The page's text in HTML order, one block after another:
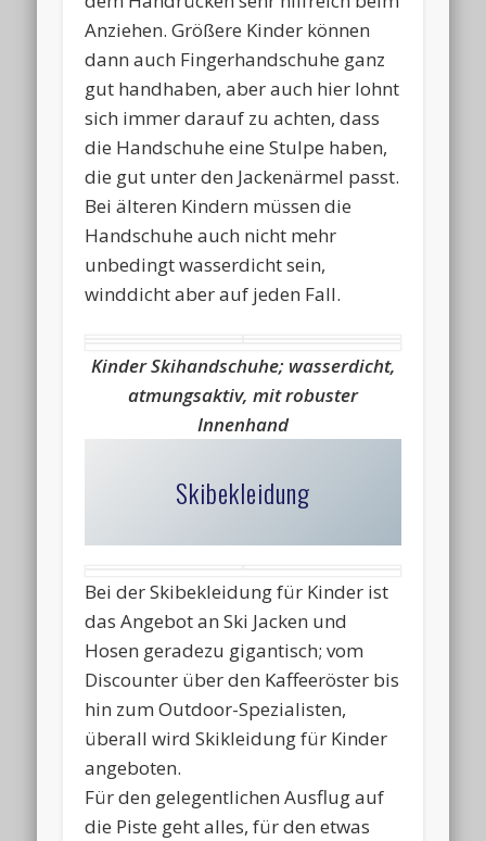
Anziehen. Größere Kinder können
dann auch Fingerhandschuhe ganz
gut handhaben, aber auch hier lohnt
sich immer darauf zu achten, dass
die Handschuhe eine Stulpe haben,
die gut unter den Jackenärmel passt.
Bei älteren Kindern müssen die
Handschuhe auch nicht mehr
unbedingt wasserdicht sein,
winddicht aber auf jeden Fall.
Kinder Skihandschuhe; wasserdicht,
atmungsaktiv, mit robuster
Innenhand
Skibekleidung
Bei der Skibekleidung für Kinder ist
das Angebot an Ski Jacken und
Hosen geradezu gigantisch; vom
Discounter über den Kaffeeröster bis
hin zum Outdoor-Spezialisten,
überall wird Skikleidung für Kinder
angeboten.
Für den gelegentlichen Ausflug auf
die Piste geht alles, für den etwas